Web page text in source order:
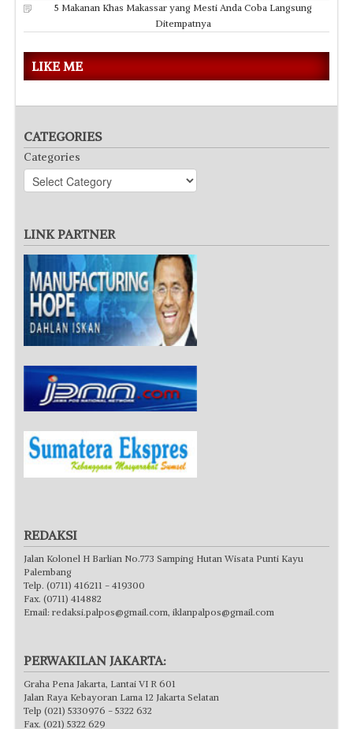
5 Makanan Khas Makassar yang Mesti Anda Coba Langsung
Ditempatnya
LIKE ME
CATEGORIES
Categories
LINK PARTNER
REDAKSI
Jalan Kolonel H Barlian No.773 Samping Hutan Wisata Punti Kayu
Palembang
Telp. (0711) 416211 - 419300
Fax. (0711) 414882
Email: redaksi.palpos@gmail.com, iklanpalpos@gmail.com
PERWAKILAN JAKARTA:
Graha Pena Jakarta, Lantai VI R 601
Jalan Raya Kebayoran Lama 12 Jakarta Selatan
Telp (021) 5330976 - 5322 632
Fax. (021) 5322 629